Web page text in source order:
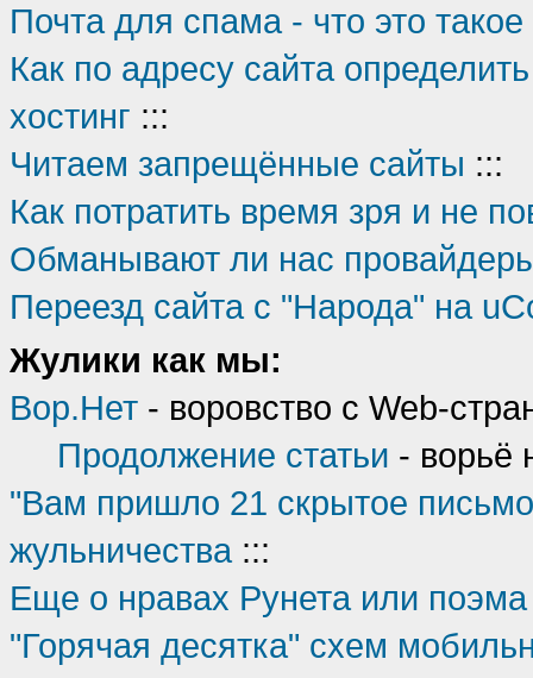
Почта для спама - что это такое
Как по адресу сайта
хостинг :::
Читаем запрещённые сайты :::
Как потратить время зря и не
Обманывают ли нас
Переезд сайта с "Народа" на
Жулики как мы:
Вор.Нет - воровство с Web-
Продолжение статьи - ворьё
"Вам пришло 21 скрытое
жульничества:::
Еще о нравах Рунета или поэма
"Горячая десятка" схем